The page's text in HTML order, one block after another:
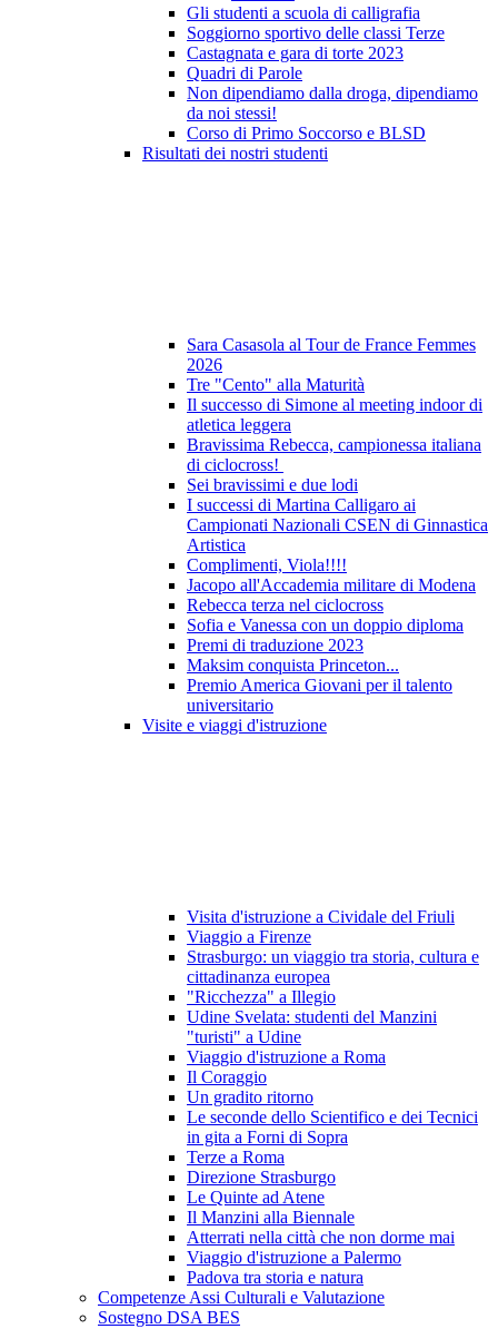
Gli studenti a scuola di calligrafia
Soggiorno sportivo delle classi Terze
Castagnata e gara di torte 2023
Quadri di Parole
Non dipendiamo dalla droga, dipendiamo
da noi stessi!
Corso di Primo Soccorso e BLSD
Risultati dei nostri studenti
Sara Casasola al Tour de France Femmes
2026
Tre "Cento" alla Maturità
Il successo di Simone al meeting indoor di
atletica leggera
Bravissima Rebecca, campionessa italiana
di ciclocross!
Sei bravissimi e due lodi
I successi di Martina Calligaro ai
Campionati Nazionali CSEN di Ginnastica
Artistica
Complimenti, Viola!!!!
Jacopo all'Accademia militare di Modena
Rebecca terza nel ciclocross
Sofia e Vanessa con un doppio diploma
Premi di traduzione 2023
Maksim conquista Princeton...
Premio America Giovani per il talento
universitario
Visite e viaggi d'istruzione
Visita d'istruzione a Cividale del Friuli
Viaggio a Firenze
Strasburgo: un viaggio tra storia, cultura e
cittadinanza europea
"Ricchezza" a Illegio
Udine Svelata: studenti del Manzini
"turisti" a Udine
Viaggio d'istruzione a Roma
Il Coraggio
Un gradito ritorno
Le seconde dello Scientifico e dei Tecnici
in gita a Forni di Sopra
Terze a Roma
Direzione Strasburgo
Le Quinte ad Atene
Il Manzini alla Biennale
Atterrati nella città che non dorme mai
Viaggio d'istruzione a Palermo
Padova tra storia e natura
Competenze Assi Culturali e Valutazione
Sostegno DSA BES